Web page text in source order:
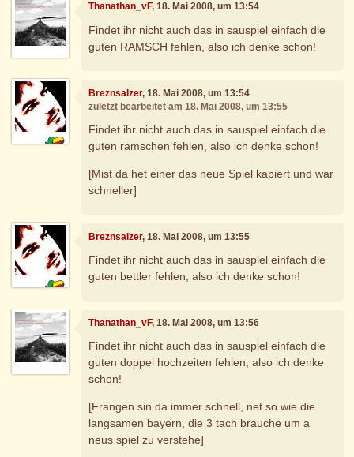
Thanathan_vF, 18. Mai 2008, um 13:54
Findet ihr nicht auch das in sauspiel einfach die
guten RAMSCH fehlen, also ich denke schon!
Breznsalzer, 18. Mai 2008, um 13:54
zuletzt bearbeitet am 18. Mai 2008, um 13:55
Findet ihr nicht auch das in sauspiel einfach die
guten ramschen fehlen, also ich denke schon!
[Mist da het einer das neue Spiel kapiert und war
schneller]
Breznsalzer, 18. Mai 2008, um 13:55
Findet ihr nicht auch das in sauspiel einfach die
guten bettler fehlen, also ich denke schon!
Thanathan_vF, 18. Mai 2008, um 13:56
Findet ihr nicht auch das in sauspiel einfach die
guten doppel hochzeiten fehlen, also ich denke
schon!
[Frangen sin da immer schnell, net so wie die
langsamen bayern, die 3 tach brauche um a
neus spiel zu verstehe]